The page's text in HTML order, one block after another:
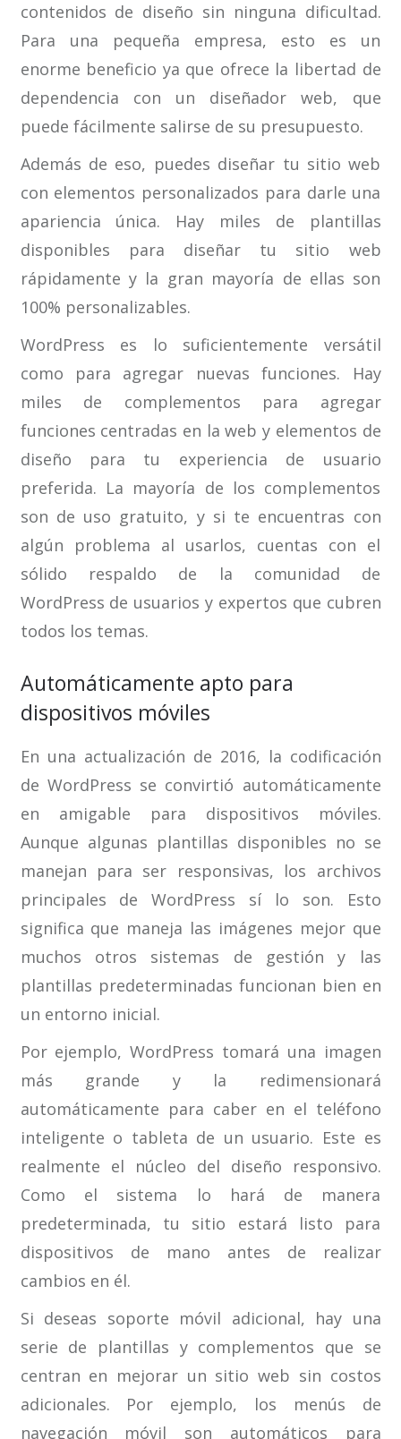
contenidos de diseño sin ninguna dificultad.
Para una pequeña empresa, esto es un
enorme beneficio ya que ofrece la libertad de
dependencia con un diseñador web, que
puede fácilmente salirse de su presupuesto.
Además de eso, puedes diseñar tu sitio web
con elementos personalizados para darle una
apariencia única. Hay miles de plantillas
disponibles para diseñar tu sitio web
rápidamente y la gran mayoría de ellas son
100% personalizables.
WordPress es lo suficientemente versátil
como para agregar nuevas funciones. Hay
miles de complementos para agregar
funciones centradas en la web y elementos de
diseño para tu experiencia de usuario
preferida. La mayoría de los complementos
son de uso gratuito, y si te encuentras con
algún problema al usarlos, cuentas con el
sólido respaldo de la comunidad de
WordPress de usuarios y expertos que cubren
todos los temas.
Automáticamente apto para
dispositivos móviles
En una actualización de 2016, la codificación
de WordPress se convirtió automáticamente
en amigable para dispositivos móviles.
Aunque algunas plantillas disponibles no se
manejan para ser responsivas, los archivos
principales de WordPress sí lo son. Esto
significa que maneja las imágenes mejor que
muchos otros sistemas de gestión y las
plantillas predeterminadas funcionan bien en
un entorno inicial.
Por ejemplo, WordPress tomará una imagen
más grande y la redimensionará
automáticamente para caber en el teléfono
inteligente o tableta de un usuario. Este es
realmente el núcleo del diseño responsivo.
Como el sistema lo hará de manera
predeterminada, tu sitio estará listo para
dispositivos de mano antes de realizar
cambios en él.
Si deseas soporte móvil adicional, hay una
serie de plantillas y complementos que se
centran en mejorar un sitio web sin costos
adicionales. Por ejemplo, los menús de
navegación móvil son automáticos para